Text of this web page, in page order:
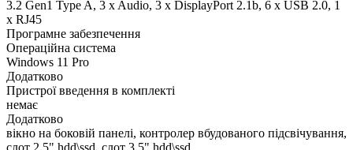
3.2 Gen1 Type A, 3 x Audio, 3 x DisplayPort 2.1b, 6 x USB 2.0, 1
x RJ45
Програмне забезпечення
Операційна система
Windows 11 Pro
Додатково
Пристрої введення в комплекті
немає
Додатково
вікно на боковій панелі, контролер вбудованого підсвічування,
слот 2.5" hdd\ssd, слот 3.5" hdd\ssd